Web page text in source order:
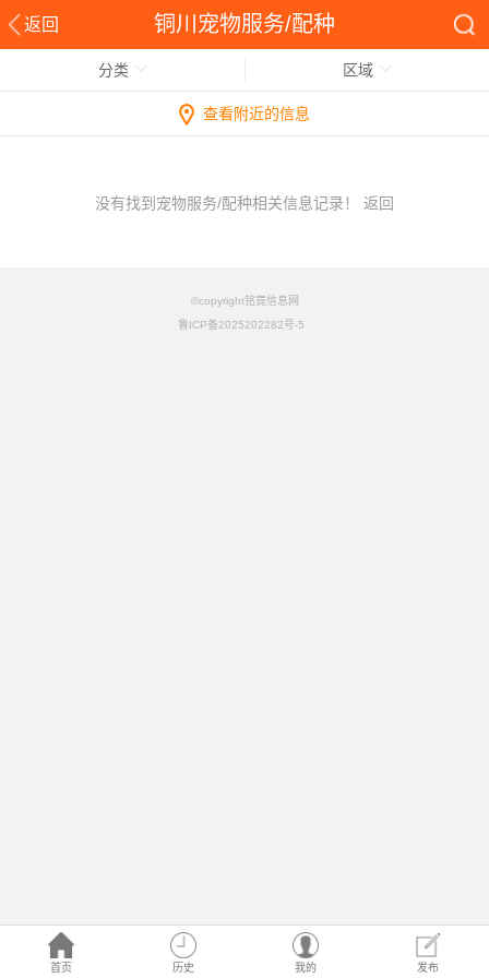
返回 铜川宠物服务/配种
首页 历史 我的 发布
分类 区域
查看附近的信息
没有找到宠物服务/配种相关信息记录！ 返回
©copyright铭竟信息网
鲁ICP备2025202282号-5